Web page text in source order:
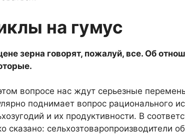
на гумус
зерна говорят, по­жалуй, все. Об
вопросе нас ждут серьезные
поднимает во­прос рационального
и их про­дуктивности. В
сказано: сельхозтоваропроизводители